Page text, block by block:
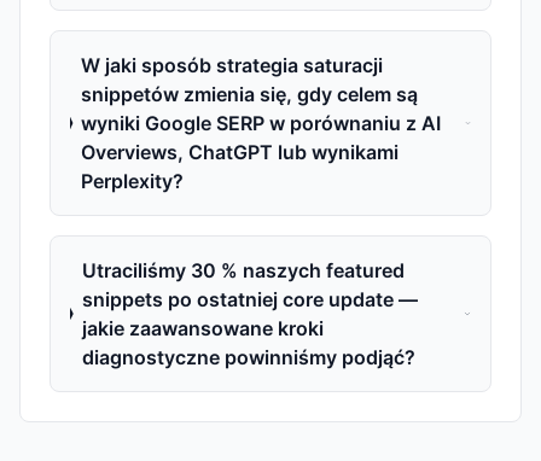
W jaki sposób strategia saturacji
snippetów zmienia się, gdy celem są
wyniki Google SERP w porównaniu z AI
Overviews, ChatGPT lub wynikami
Perplexity?
Utraciliśmy 30 % naszych featured
snippets po ostatniej core update —
jakie zaawansowane kroki
diagnostyczne powinniśmy podjąć?